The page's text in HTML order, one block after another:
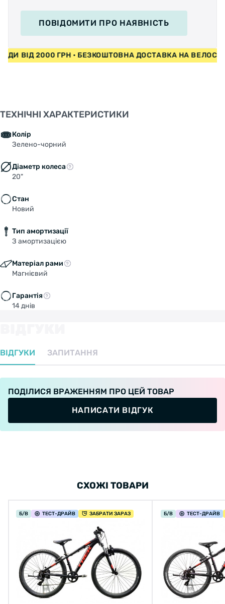
ПОВІДОМИТИ ПРО НАЯВНІСТЬ
ВІД 2000 ГРН • БЕЗКОШТОВНА ДОСТАВКА НА
ТЕХНІЧНІ ХАРАКТЕРИСТИКИ
Колір
Зелено-чорний
Діаметр колеса
20"
Стан
Новий
Тип амортизації
З амортизацією
Матеріал рами
Магнієвий
Гарантія
14 днів
ВІДГУКИ ЗАПИТАННЯ
ПОДІЛИСЯ ВРАЖЕННЯМ ПРО ЦЕЙ ТОВАР
НАПИСАТИ ВІДГУК
СХОЖІ ТОВАРИ
Б/В ТЕСТ-ДРАЙВ ЗАБРАТИ ЗАРАЗ Б/В ТЕСТ-ДРАЙВ